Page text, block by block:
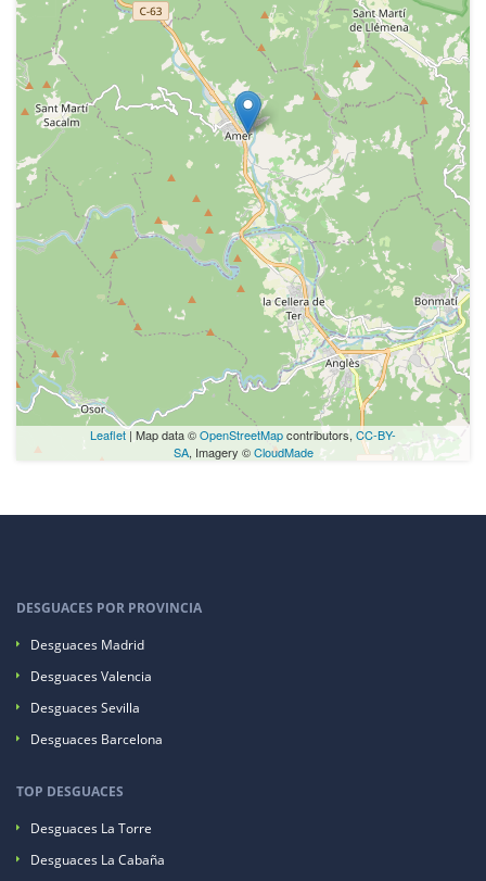
Leaflet| Map data ©OpenStreetMapcontributors, CC-BY-
SA, Imagery ©CloudMade
DESGUACES POR PROVINCIA
Desguaces Madrid
Desguaces Valencia
Desguaces Sevilla
Desguaces Barcelona
TOP DESGUACES
Desguaces La Torre
Desguaces La Cabaña